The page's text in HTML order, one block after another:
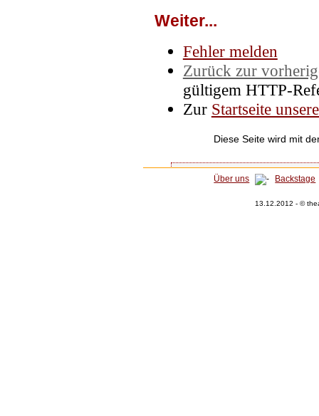
Weiter...
Fehler melden
Zurück zur
gültigem HTTP-
Zur Startseite
Diese Seite wird mit
Über uns Backstage
13.12.2012 - ©